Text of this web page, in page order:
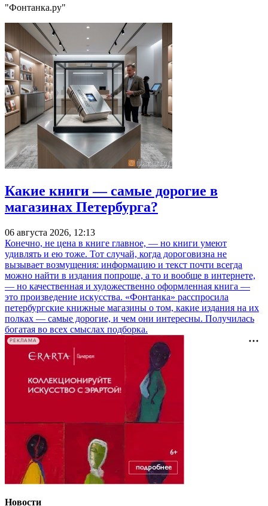
"Фонтанка.ру"
Какие книги — самые дорогие в
магазинах Петербурга?
06 августа 2026, 12:13
Конечно, не цена в книге главное, — но книги умеют
удивлять и ею тоже. Тот случай, когда дороговизна не
вызывает возмущения: информацию и текст почти всегда
можно найти в издания попроще, а то и вообще в интернете,
— но качественная и художественно оформленная книга —
это произведение искусства. «Фонтанка» расспросила
петербургские книжные магазины о том, какие издания на их
полках — самые дорогие, и чем они интересны. Получилась
богатая во всех смыслах подборка.
РЕКЛАМА
Новости